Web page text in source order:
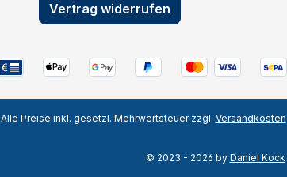
Vertrag widerrufen
Alle Preise inkl. gesetzl. Mehrwertsteuer zzgl. Versandkosten
© 2023 - 2026 by Daniel Kock